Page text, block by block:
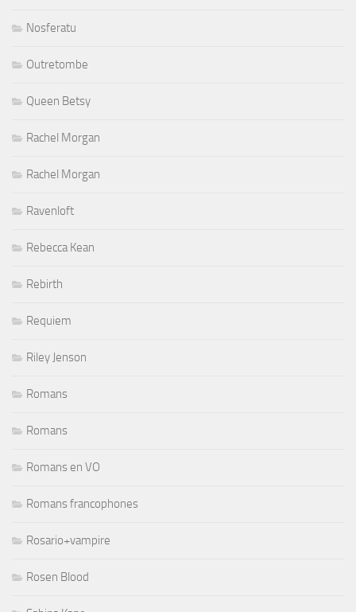
Nosferatu
Outretombe
Queen Betsy
Rachel Morgan
Rachel Morgan
Ravenloft
Rebecca Kean
Rebirth
Requiem
Riley Jenson
Romans
Romans
Romans en VO
Romans francophones
Rosario+vampire
Rosen Blood